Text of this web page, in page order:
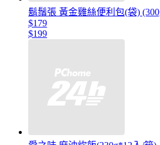
鬍鬚張 黃金雞絲便利包(袋)
$179
$199